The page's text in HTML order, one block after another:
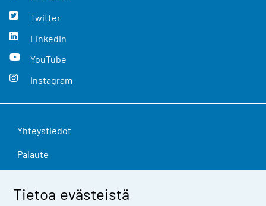
Tietoa evästeistä
Twitter
LinkedIn
YouTube
Instagram
Yhteystiedot
Palaute
Tietosuoja